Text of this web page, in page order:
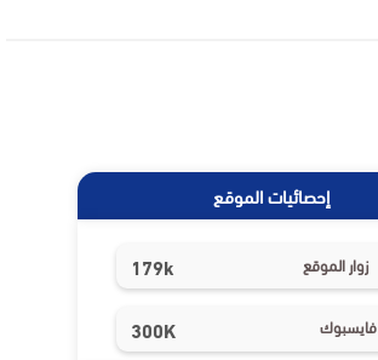
إحصائيات الموقع
زوار الموقع 179k
فايسبوك 300K